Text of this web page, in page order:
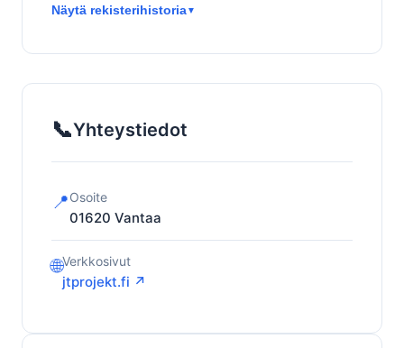
Näytä rekisterihistoria▼
📞Yhteystiedot
📍Osoite
01620 Vantaa
🌐Verkkosivut
jtprojekt.fi ↗